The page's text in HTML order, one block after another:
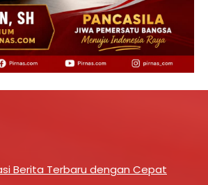
Berita Terbaru dengan Cepat